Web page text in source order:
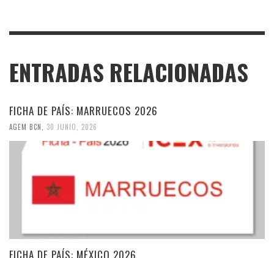
ENTRADAS RELACIONADAS
FICHA DE PAÍS: MARRUECOS 2026
AGEM BCN 30 JUNIO, 2026
FICHA DE PAÍS: MÉXICO 2026